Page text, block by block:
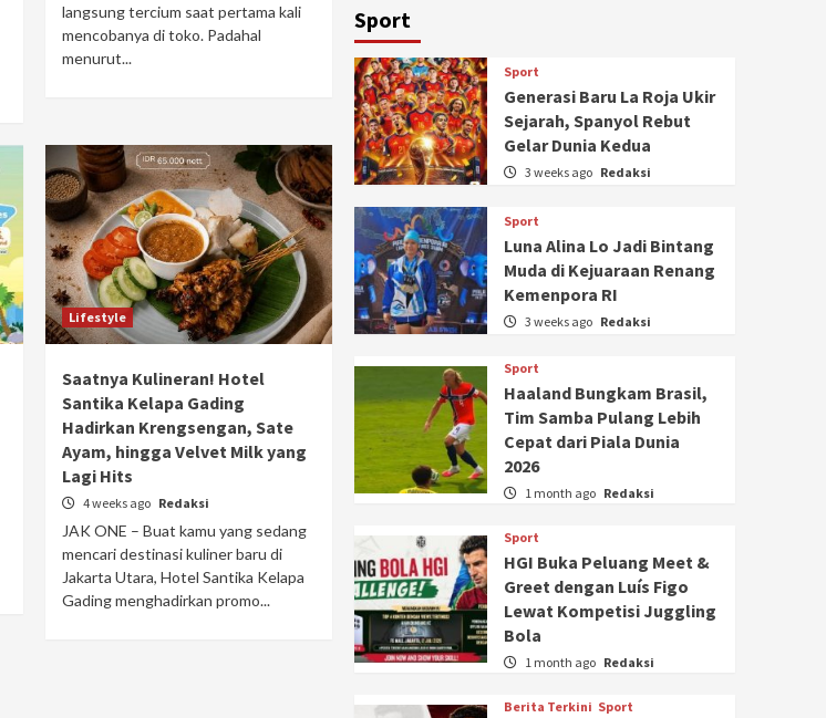
langsung tercium saat pertama kali
mencobanya di toko. Padahal
menurut...
Lifestyle
Saatnya Kulineran! Hotel
Santika Kelapa Gading
Hadirkan Krengsengan, Sate
Ayam, hingga Velvet Milk yang
Lagi Hits
4 weeks ago Redaksi
JAK ONE – Buat kamu yang sedang
mencari destinasi kuliner baru di
Jakarta Utara, Hotel Santika Kelapa
Gading menghadirkan promo...
Sport
Sport
Generasi Baru La Roja Ukir
Sejarah, Spanyol Rebut
Gelar Dunia Kedua
3 weeks ago Redaksi
Sport
Luna Alina Lo Jadi Bintang
Muda di Kejuaraan Renang
Kemenpora RI
3 weeks ago Redaksi
Sport
Haaland Bungkam Brasil,
Tim Samba Pulang Lebih
Cepat dari Piala Dunia
2026
1 month ago Redaksi
Sport
HGI Buka Peluang Meet &
Greet dengan Luís Figo
Lewat Kompetisi Juggling
Bola
1 month ago Redaksi
Berita Terkini Sport